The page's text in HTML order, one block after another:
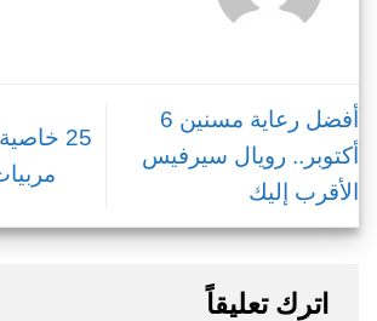
أفضل رعاية مسنين 6
أكتوبر.. رويال سيرفيس
الأقرب إليك
25
اترك تعليقاً